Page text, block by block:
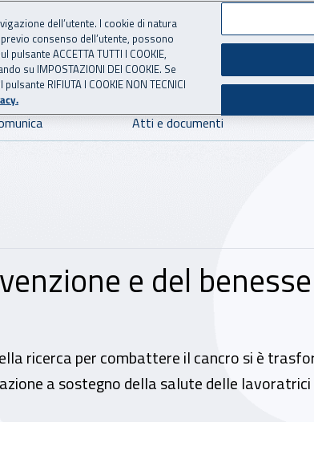
Atti e documenti
e del
ricerca per combattere il cancro si è
a sostegno della salute delle lavoratrici
dell’utente. I cookie di natura
consenso dell’utente, possono
ACCETTA TUTTI I COOKIE,
su IMPOSTAZIONI DEI COOKIE. Se
RIFIUTA I COOKIE NON TECNICI